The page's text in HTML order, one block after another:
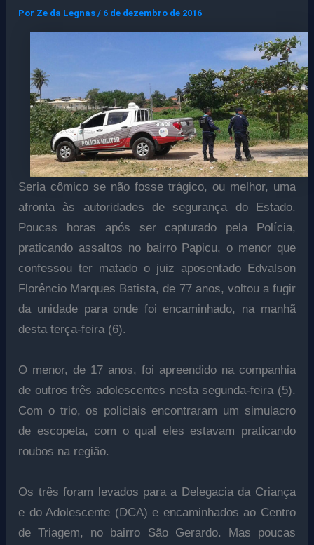
Por Ze da Legnas/ 6 de dezembro de 2016
Seria cômico se não fosse trágico, ou melhor, uma
afronta às autoridades de segurança do Estado.
Poucas horas após ser capturado pela Polícia,
praticando assaltos no bairro Papicu, o menor que
confessou ter matado o juiz aposentado Edvalson
Florêncio Marques Batista, de 77 anos, voltou a fugir
da unidade para onde foi encaminhado, na manhã
desta terça-feira (6).
O menor, de 17 anos, foi apreendido na companhia
de outros três adolescentes nesta segunda-feira (5).
Com o trio, os policiais encontraram um simulacro
de escopeta, com o qual eles estavam praticando
roubos na região.
Os três foram levados para a Delegacia da Criança
e do Adolescente (DCA) e encaminhados ao Centro
de Triagem, no bairro São Gerardo. Mas poucas